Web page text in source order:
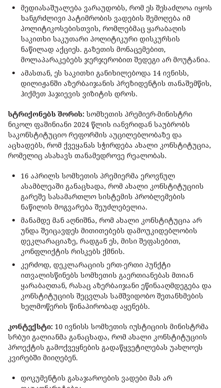
მედიასაშუალება ვარაუდობს, რომ ეს შესაძლოა იყოს
ხანგრძლივი პატიმრობის ვადების შემოღება იმ
პოლიტიკოსებისთვის, რომლებმაც ყარაბაღის
საკითხი საკუთარი პოლიტიკური დისკურსის
ნაწილად აქციეს. გაზეთის მონაცემებით,
მოლაპარაკებებს ჯერჯერობით შედეგი არ მოუტანია.
ამასთან, ეს საკითხი განიხილებოდა 14 ივნისს,
დილიჟანში აზერბაიჯანის პრეზიდენტის თანაშემწის,
ჰიქმეთ ჰაჯიევის ვიზიტის დროს.
სტრიქონებს შორის: სომხეთის პრემიერ-მინისტრი
ნიკოლ ფაშინიანი 2024 წლის იანვრიდან საუბრობს
საკონსტიტუციო რეფორმის აუცილებლობაზე და
აცხადებს, რომ ქვეყანას სჭირდება ახალი კონსტიტუცია,
რომელიც ასახავს თანამედროვე რეალობას.
16 აპრილს სომხეთის პრემიერმა ეროვნულ
ასამბლეაში განაცხადა, რომ ახალი კონსტიტუციის
გარეშე სასამართლო სისტემის პრობლემების
ნაწილის მოგვარება შეუძლებელია.
მანამდე მან აღნიშნა, რომ ახალი კონსტიტუცია არ
უნდა შეიცავდეს მითითებებს დამოუკიდებლობის
დეკლარაციაზე, რადგან ეს, მისი შეფასებით,
კონფლიქტის რისკებს ქმნის.
კერძოდ, დეკლარაციის ერთ-ერთი პუნქტი
ითვალისწინებს სომხეთის გაერთიანებას მთიან
ყარაბაღთან, რასაც აზერბაიჯანი ეწინააღმდეგება და
კონსტიტუციის შეცვლას სამშვიდობო შეთანხმების
ხელმოწერის წინაპირობად აყენებს.
კონტექსტი: 10 ივნისს სომხეთის იუსტიციის მინისტრმა
სრბუი გალიანმა განაცხადა, რომ ახალი კონსტიტუციის
პროექტის გამოქვეყნების გადაწყვეტილებას უახლოეს
კვირებში მიიღებენ.
დოკუმენტის გასაჯაროების ვადები მას არ